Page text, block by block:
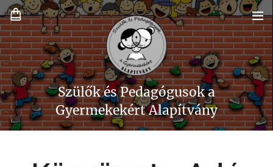
Szülők és Pedagógusok a
Gyermekekért Alapítvány